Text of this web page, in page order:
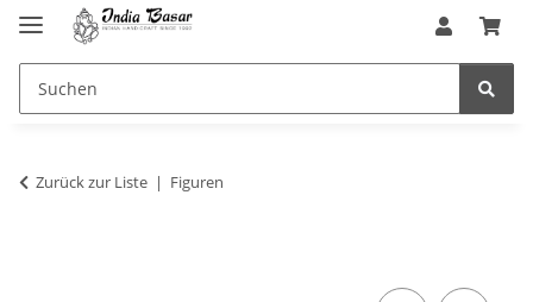
Zurück zur Liste Figuren